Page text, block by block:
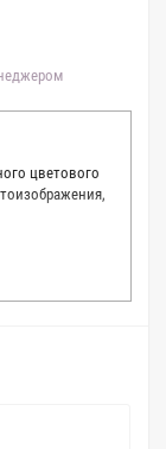
цветового
цвет каждой
факта: